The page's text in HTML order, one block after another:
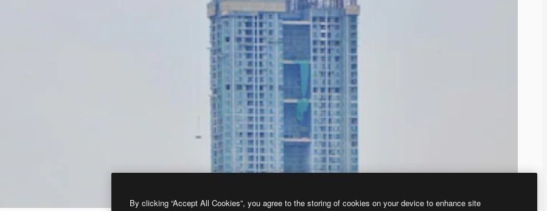
By clicking “Accept All Cookies”, you agree to the storing of cookies on your device to enhance site